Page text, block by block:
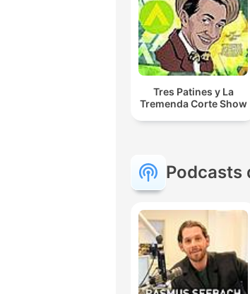
Tres Patines y La
Tremenda Corte Show
Podcasts